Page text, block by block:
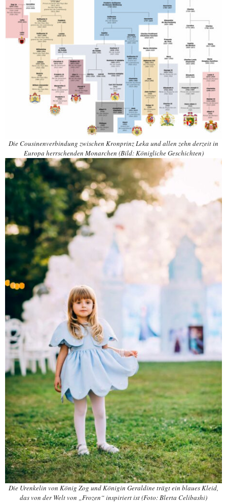
Die Cousinenverbindung zwischen Kronprinz Leka und allen zehn derzeit in
Europa herrschenden Monarchen (Bild: Königliche Geschichten)
Die Urenkelin von König Zog und Königin Geraldine trägt ein blaues Kleid,
das von der Welt von „Frozen“ inspiriert ist (Foto: Blerta Celibashi)